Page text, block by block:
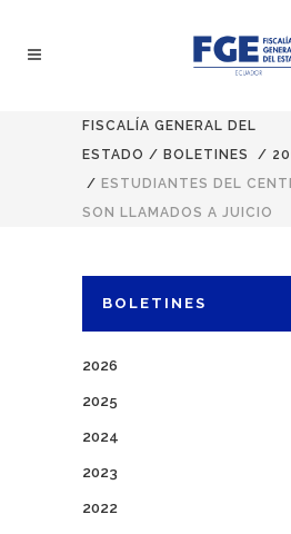
FISCALÍA GENERAL DEL
ESTADO / BOLETINES /
/ ESTUDIANTES DEL
SON LLAMADOS A JUICIO
BOLETINES
2026
2025
2024
2023
2022